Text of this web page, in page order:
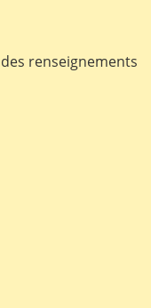
renseignements